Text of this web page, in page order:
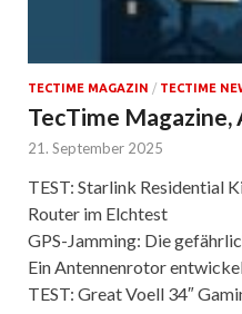
TECTIME MAGAZIN / TECTIME
TecTime Magazine,
21. September 2025
TEST: Starlink Residential
Router im Elchtest
GPS-Jamming: Die
Ein Antennenrotor
TEST: Great Voell 34″